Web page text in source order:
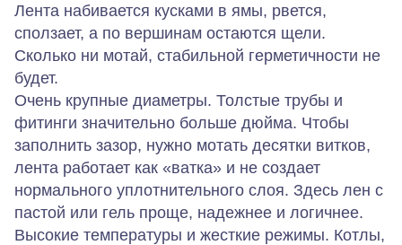
Лента набивается кусками в ямы, рвется,
сползает, а по вершинам остаются щели.
Сколько ни мотай, стабильной герметичности не
будет.
Очень крупные диаметры. Толстые трубы и
фитинги значительно больше дюйма. Чтобы
заполнить зазор, нужно мотать десятки витков,
лента работает как «ватка» и не создает
нормального уплотнительного слоя. Здесь лен с
пастой или гель проще, надежнее и логичнее.
Высокие температуры и жесткие режимы. Котлы,